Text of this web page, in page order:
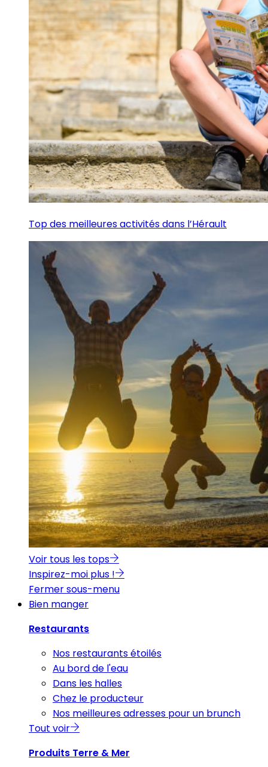
Top des meilleures activités dans l’Hérault
Voir tous les tops
Inspirez-moi plus !
Fermer sous-menu
Bien manger
Restaurants
Nos restaurants étoilés
Au bord de l'eau
Dans les halles
Chez le producteur
Nos meilleures adresses pour un brunch
Tout voir
Produits Terre & Mer